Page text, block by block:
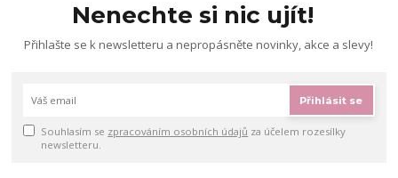
Nenechte si nic ujít!
Přihlašte se k newsletteru a nepropásněte novinky, akce a slevy!
Přihlásit se
Souhlasím se zpracováním osobních údajů za účelem rozesílky
newsletteru.